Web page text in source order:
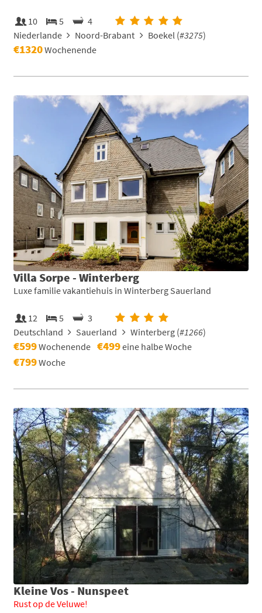
10 5
4
Niederlande
Noord-Brabant Boekel (#3275)
€1320Wochenende
Villa Sorpe - Winterberg
Luxe familie vakantiehuis in Winterberg Sauerland
12 5
3
Deutschland
Sauerland Winterberg (#1266)
€599Wochenende €499eine halbe Woche
€799Woche
Kleine Vos - Nunspeet
Rust op de Veluwe!